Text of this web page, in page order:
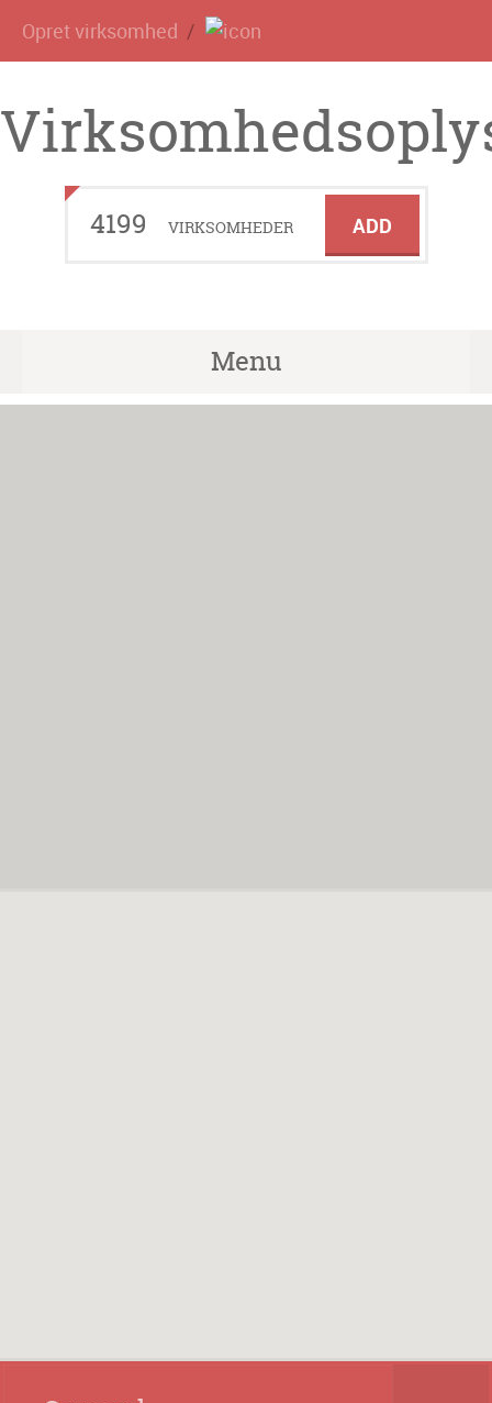
Opret virksomhed
4199 VIRKSOMHEDER ADD
Menu